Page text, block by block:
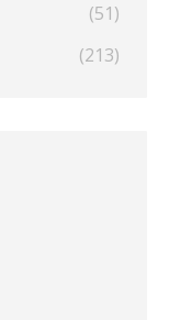
(51)
(213)